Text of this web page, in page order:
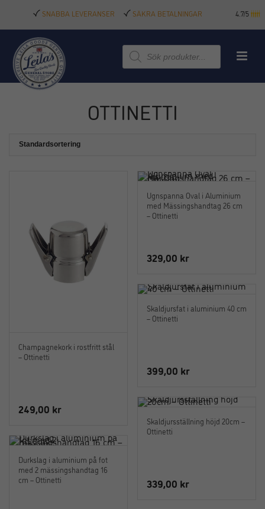
SNABBA LEVERANSER SÄKRA BETALNINGAR 4.7/5
Produktsökning
OTTINETTI
Champagnekork i rostfritt stål
– Ottinetti
249,00 kr
Ugnspanna Oval i Aluminium
med Mässingshandtag 26 cm
– Ottinetti
329,00 kr
Skaldjursfat i aluminium 40 cm
– Ottinetti
399,00 kr
Skaldjursställning höjd 20cm –
Ottinetti
339,00 kr
Durkslag i aluminium på fot
med 2 mässingshandtag 16
cm – Ottinetti